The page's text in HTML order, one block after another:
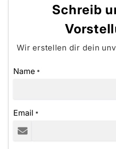
Schreib
Wir erstellen dir dein
Name *
Email *